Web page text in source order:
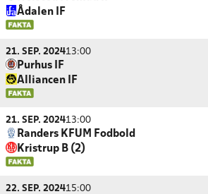
Ådalen IF
21. SEP. 202413:00
Purhus IF
Alliancen IF
21. SEP. 202413:00
Randers KFUM Fodbold
Kristrup B (2)
22. SEP. 202415:00